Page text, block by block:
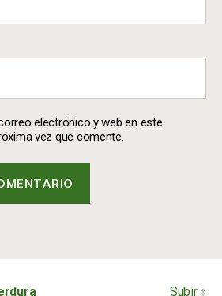
electrónico y web en este
vez que comente.
Subir ↑